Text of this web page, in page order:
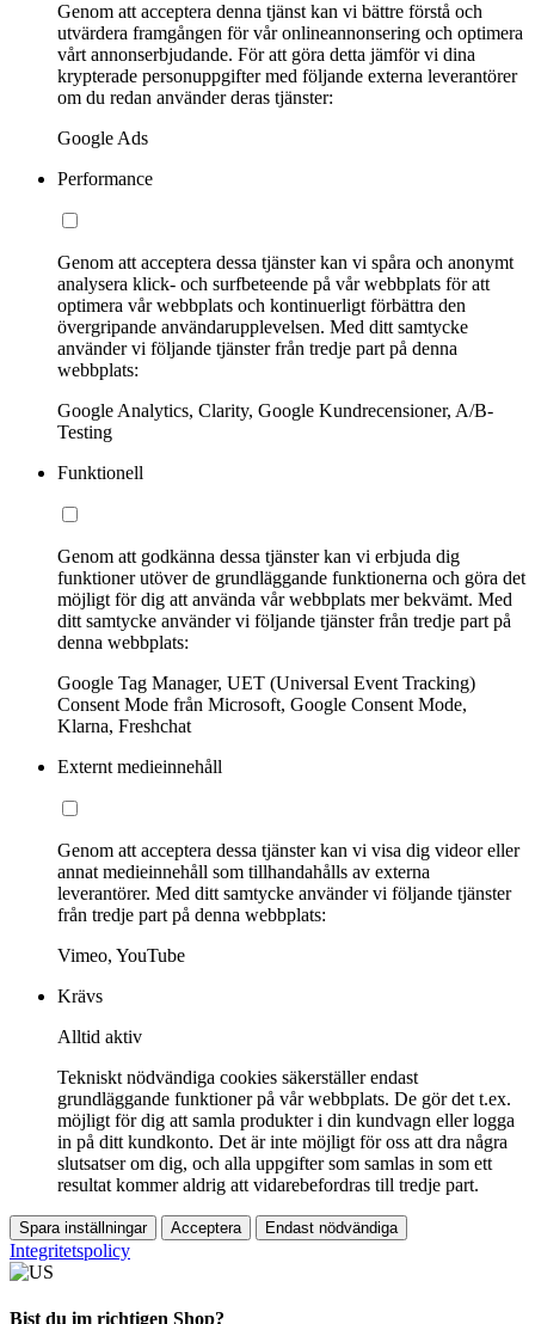
Genom att acceptera denna tjänst kan vi bättre förstå och
utvärdera framgången för vår onlineannonsering och optimera
vårt annonserbjudande. För att göra detta jämför vi dina
krypterade personuppgifter med följande externa leverantörer
om du redan använder deras tjänster:
Google Ads
Performance
Genom att acceptera dessa tjänster kan vi spåra och anonymt
analysera klick- och surfbeteende på vår webbplats för att
optimera vår webbplats och kontinuerligt förbättra den
övergripande användarupplevelsen. Med ditt samtycke
använder vi följande tjänster från tredje part på denna
webbplats:
Google Analytics, Clarity, Google Kundrecensioner, A/B-
Testing
Funktionell
Genom att godkänna dessa tjänster kan vi erbjuda dig
funktioner utöver de grundläggande funktionerna och göra det
möjligt för dig att använda vår webbplats mer bekvämt. Med
ditt samtycke använder vi följande tjänster från tredje part på
denna webbplats:
Google Tag Manager, UET (Universal Event Tracking)
Consent Mode från Microsoft, Google Consent Mode,
Klarna, Freshchat
Externt medieinnehåll
Genom att acceptera dessa tjänster kan vi visa dig videor eller
annat medieinnehåll som tillhandahålls av externa
leverantörer. Med ditt samtycke använder vi följande tjänster
från tredje part på denna webbplats:
Vimeo, YouTube
Krävs
Alltid aktiv
Tekniskt nödvändiga cookies säkerställer endast
grundläggande funktioner på vår webbplats. De gör det t.ex.
möjligt för dig att samla produkter i din kundvagn eller logga
in på ditt kundkonto. Det är inte möjligt för oss att dra några
slutsatser om dig, och alla uppgifter som samlas in som ett
resultat kommer aldrig att vidarebefordras till tredje part.
Spara inställningar Acceptera Endast nödvändiga
Integritetspolicy
Bist du im richtigen Shop?